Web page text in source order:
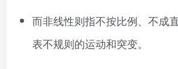
而非线性则指不按比例、不成
表不规则的运动和突变。